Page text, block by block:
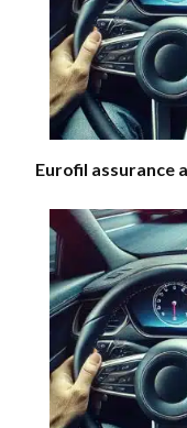
Eurofil assurance